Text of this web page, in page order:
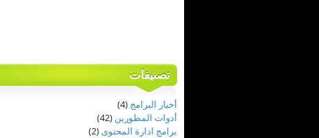
تصنيفات
أخبار البرامج (4)
أدوات المطورين (42)
برامج ادارة المحتوى(2)